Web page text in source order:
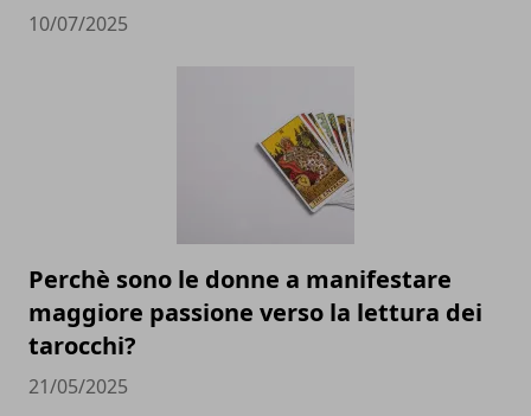
10/07/2025
Perchè sono le donne a manifestare
maggiore passione verso la lettura dei
tarocchi?
21/05/2025